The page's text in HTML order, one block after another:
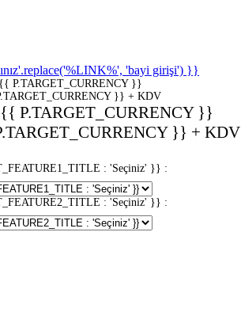
'bayi girişi') }}
{{ P.TARGET_CURRENCY }}
}} + KDV
{{ P.TARGET_CURRENCY }}
}} + KDV
: 'Seçiniz' }} :
: 'Seçiniz' }} :